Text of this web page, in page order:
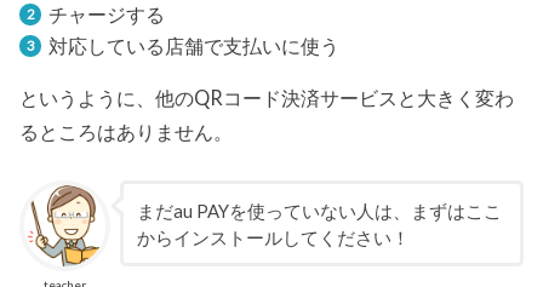
チャージする
対応している店舗で支払いに使う
というように、他のQRコード決済サービスと大きく変わ
るところはありません。
まだau PAYを使っていない人は、まずはここ
からインストールしてください！